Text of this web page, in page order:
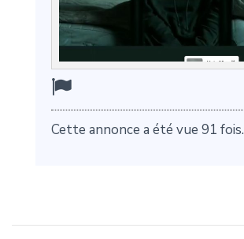
Cette annonce a été vue 91 fois.